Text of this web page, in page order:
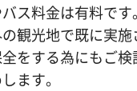
ス料金は有料で
観光地で既に実施
をする為にもご
ます。